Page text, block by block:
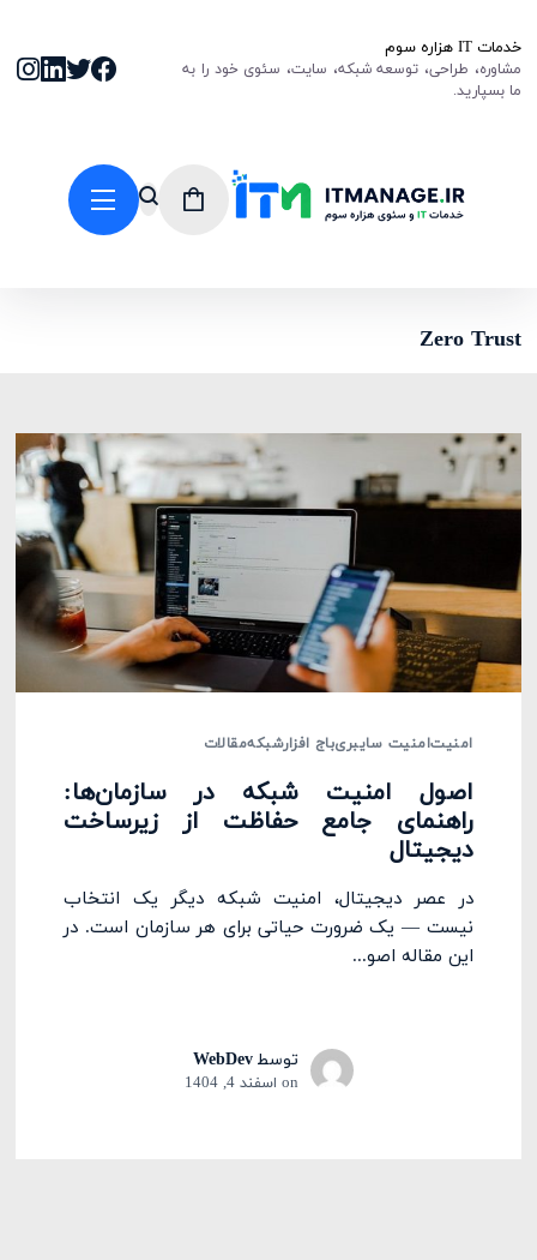
خدمات IT هزاره سوم
مشاوره، طراحی، توسعه شبکه، سایت، سئوی خود را به
ما بسپارید.
Zero Trust
امنیتامنیت سایبریباج افزارشبکهمقالات
اصول امنیت شبکه در سازمان‌ها:
راهنمای جامع حفاظت از زیرساخت
دیجیتال
در عصر دیجیتال، امنیت شبکه دیگر یک انتخاب
نیست — یک ضرورت حیاتی برای هر سازمان است. در
این مقاله اصو...
توسطWebDev
on اسفند 4, 1404